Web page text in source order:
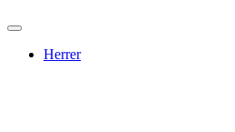
Herrer